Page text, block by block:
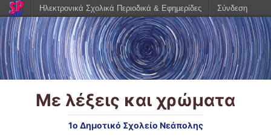
Με λέξεις και χρώματα
1ο Δημοτικό Σχολείο Νεάπολης
Ηλεκτρονικά Σχολικά Περιοδικά & Εφημερίδες Σύνδεση